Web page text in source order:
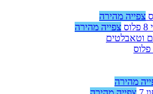
צפייה מהירה
צפייה מהירה
וטאבלטים
מהירה